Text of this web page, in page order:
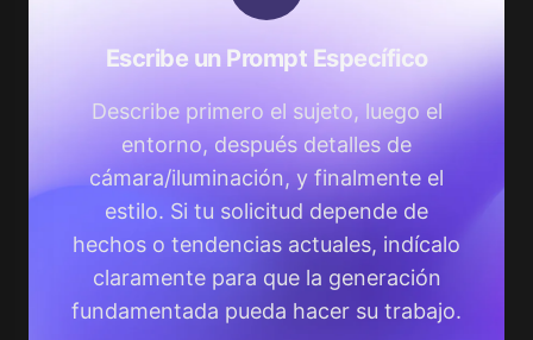
Escribe un Prompt Específico
Describe primero el sujeto, luego el
entorno, después detalles de
cámara/iluminación, y finalmente el
estilo. Si tu solicitud depende de
hechos o tendencias actuales, indícalo
claramente para que la generación
fundamentada pueda hacer su trabajo.